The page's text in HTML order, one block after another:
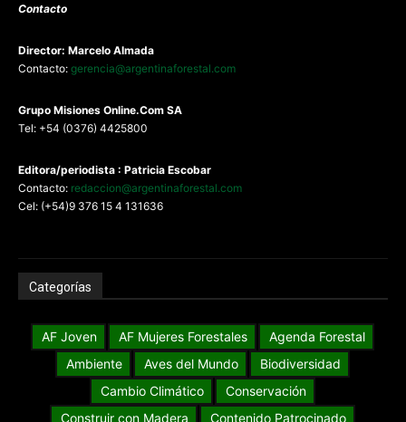
Contacto
Director: Marcelo Almada
Contacto: gerencia@argentinaforestal.com
Grupo Misiones Online.Com SA
Tel: +54 (0376) 4425800
Editora/periodista : Patricia Escobar
Contacto: redaccion@argentinaforestal.com
Cel: (+54)9 376 15 4 131636
Categorías
AF Joven AF Mujeres Forestales
Agenda Forestal
Ambiente
Aves del Mundo
Biodiversidad
Cambio Climático
Conservación
Construir con Madera
Contenido Patrocinado